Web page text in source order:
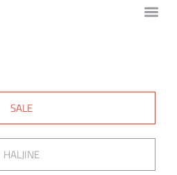
SALE
HALJINE